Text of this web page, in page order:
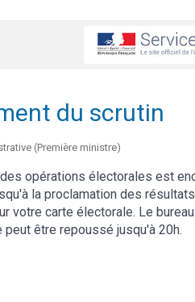
du scrutin
(Première ministre)
opérations électorales est
la proclamation des
votre carte électorale. Le
être repoussé jusqu'à 20h.